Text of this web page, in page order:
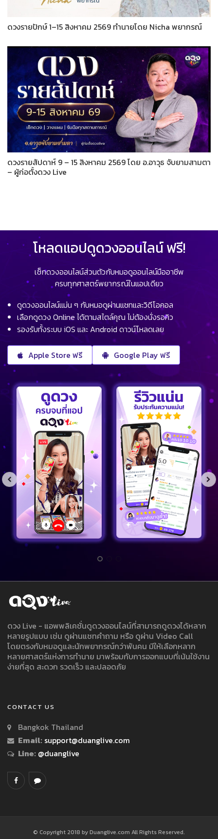
ดวงรายปักษ์ 1–15 สิงหาคม 2569 ทำนายโดย Nicha พยากรณ์
ดวงรายสัปดาห์ 9 – 15 สิงหาคม 2569 โดย อ.อาวุธ จับยามสามตา
– ผู้ก่อตั้งดวง Live
โหลดแอปดูดวงออนไลน์ ฟรี!
เช็กดวงออนไลน์ส่วนตัวกับหมอดูออนไลน์มืออาชีพ
ครบทุกศาสตร์พยากรณ์ในแอปเดียว
ดูดวงออนไลน์แม่น ๆ กับหมอดูผ่านแชทและวิดีโอคอล
เลือกดูดวง Online ได้ตามสไตล์คุณ ไม่ต้องนั่งรอคิว
รองรับทั้งระบบ iOS และ Android ดาวน์โหลดเลย
Apple Store ฟรี Google Play ฟรี
ดวง Live - แอพพลิเคชั่นดูดวงออนไลน์ที่สามารถดูดวงได้หลาก
หลายรูปแบบ เช่น ดูผ่านแชทคำถาม หรือ ดูผ่าน Video Call
โดยตรงกับหมอดูและนักพยากรณ์กว่าพันคน มีให้เลือกหลาก
หลายศาสตร์แห่งการทำนาย มาพร้อมกับการออกแบบที่เน้นใช้งาน
ง่ายที่สุด สะดวก รวดเร็ว และปลอดภัย
CONTACT US
Bangkok Thailand
Email: support@duanglive.com
Line: @duanglive
© Copyright 2018 by Duanglive.com All Rights Reserved.